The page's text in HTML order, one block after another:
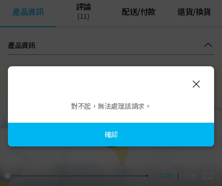
產品資訊 評論
(11) 配送/付款 退貨/換貨
產品資訊
對不起，無法處理該請求。
確認